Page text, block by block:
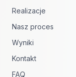
Realizacje
Nasz proces
Wyniki
Kontakt
FAQ